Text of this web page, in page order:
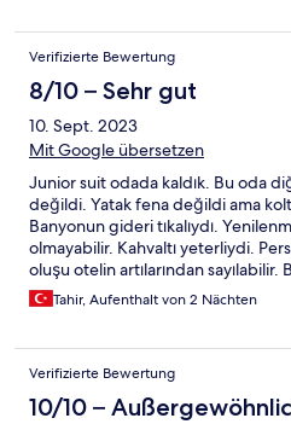
Verifizierte Bewertung
8/10 – Sehr gut
10. Sept. 2023
Mit Google übersetzen
Junior suit odada kaldık. Bu oda
değildi. Yatak fena değildi ama
Banyonun gideri tıkalıydı.
olmayabilir. Kahvaltı yeterliydi.
oluşu otelin artılarından
Konum olarak Palamutbükü
yakın olmakla birlikte Datça Merkez
keskin virajlı, aydınlatma olmayan
oluyor. Sakinlik ve huzur isteyenler
çocuklu misafirler için fazla bir
Tahir, Aufenthalt von 2 Nächten
Verifizierte Bewertung
10/10 –